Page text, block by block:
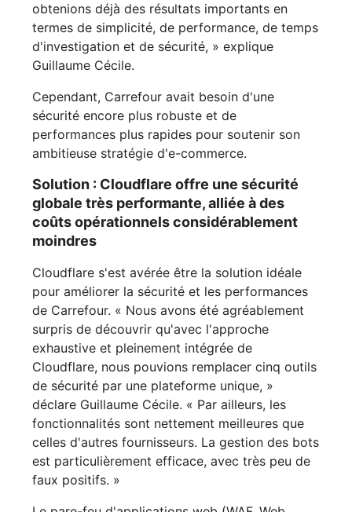
obtenions déjà des résultats importants en
termes de simplicité, de performance, de temps
d'investigation et de sécurité, » explique
Guillaume Cécile.
Cependant, Carrefour avait besoin d'une
sécurité encore plus robuste et de
performances plus rapides pour soutenir son
ambitieuse stratégie d'e-commerce.
Solution : Cloudflare offre une sécurité
globale très performante, alliée à des
coûts opérationnels considérablement
moindres
Cloudflare s'est avérée être la solution idéale
pour améliorer la sécurité et les performances
de Carrefour. « Nous avons été agréablement
surpris de découvrir qu'avec l'approche
exhaustive et pleinement intégrée de
Cloudflare, nous pouvions remplacer cinq outils
de sécurité par une plateforme unique, »
déclare Guillaume Cécile. « Par ailleurs, les
fonctionnalités sont nettement meilleures que
celles d'autres fournisseurs. La gestion des bots
est particulièrement efficace, avec très peu de
faux positifs. »